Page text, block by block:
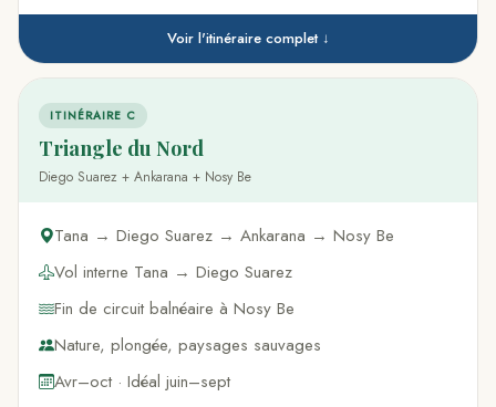
Voir l'itinéraire complet ↓
ITINÉRAIRE C
Triangle du Nord
Diego Suarez + Ankarana + Nosy Be
Tana → Diego Suarez → Ankarana → Nosy Be
Vol interne Tana → Diego Suarez
Fin de circuit balnéaire à Nosy Be
Nature, plongée, paysages sauvages
Avr–oct · Idéal juin–sept